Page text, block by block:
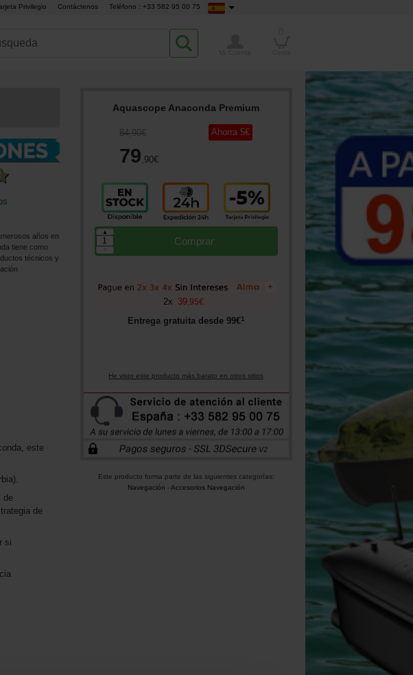
Privilegio Contáctenos Teléfono : +33 582 95 00 75
años en
tiene como
técnicos y
Aquascope Anaconda Premium
84,90€
79,90€
Ahorra 5€
Comprar
▲
+
2x 39 95€
Entrega gratuita desde 99€1
He visto este producto más barato en otros sitios
Este producto forma parte de las siguientes categorías:
Navegación -Accesorios Navegación
este
de
de
si